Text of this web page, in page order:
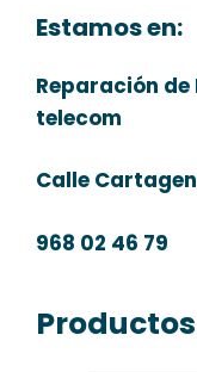
Estamos en:
Reparación
telecom
Calle
968 02 46 79